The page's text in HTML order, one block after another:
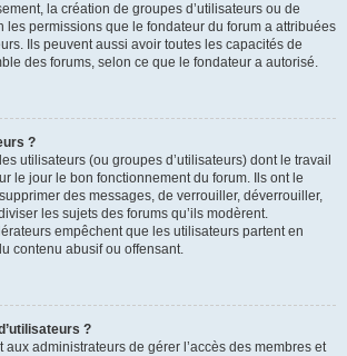
la création de groupes d’utilisateurs ou de
les permissions que le fondateur du forum a attribuées
Ils peuvent aussi avoir toutes les capacités de
des forums, selon ce que le fondateur a autorisé.
?
utilisateurs (ou groupes d’utilisateurs) dont le travail
le jour le bon fonctionnement du forum. Ils ont le
des messages, de verrouiller, déverrouiller,
les sujets des forums qu’ils modèrent.
empêchent que les utilisateurs partent en
contenu abusif ou offensant.
?
aux administrateurs de gérer l’accès des membres et